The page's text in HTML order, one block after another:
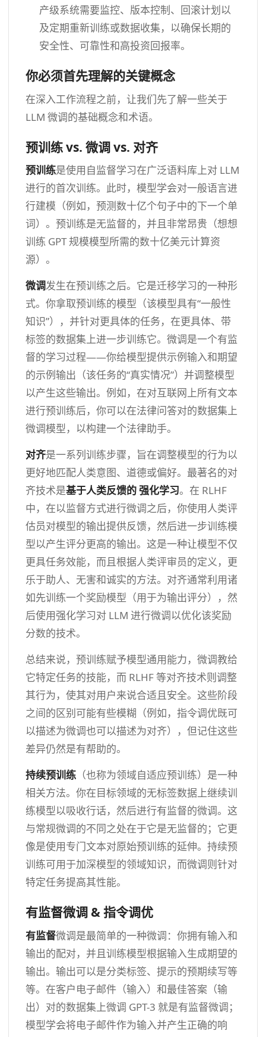
产级系统需要监控、版本控制、回滚计划以
及定期重新训练或数据收集，以确保长期的
安全性、可靠性和高投资回报率。
你必须首先理解的关键概念
在深入工作流程之前，让我们先了解一些关于
LLM 微调的基础概念和术语。
预训练 vs. 微调 vs. 对齐
预训练是使用自监督学习在广泛语料库上对 LLM
进行的首次训练。此时，模型学会对一般语言进
行建模（例如，预测数十亿个句子中的下一个单
词）。预训练是无监督的，并且非常昂贵（想想
训练 GPT 规模模型所需的数十亿美元计算资
源）。
微调发生在预训练之后。它是迁移学习的一种形
式。你拿取预训练的模型（该模型具有“一般性
知识”），并针对更具体的任务，在更具体、带
标签的数据集上进一步训练它。微调是一个有监
督的学习过程——你给模型提供示例输入和期望
的示例输出（该任务的“真实情况”）并调整模型
以产生这些输出。例如，在对互联网上所有文本
进行预训练后，你可以在法律问答对的数据集上
微调模型，以构建一个法律助手。
对齐是一系列训练步骤，旨在调整模型的行为以
更好地匹配人类意图、道德或偏好。最著名的对
齐技术是基于人类反馈的强化学习。在 RLHF
中，在以监督方式进行微调之后，你使用人类评
估员对模型的输出提供反馈，然后进一步训练模
型以产生评分更高的输出。这是一种让模型不仅
更具任务效能，而且根据人类评审员的定义，更
乐于助人、无害和诚实的方法。对齐通常利用诸
如先训练一个奖励模型（用于为输出评分），然
后使用强化学习对 LLM 进行微调以优化该奖励
分数的技术。
总结来说，预训练赋予模型通用能力，微调教给
它特定任务的技能，而 RLHF 等对齐技术则调整
其行为，使其对用户来说合适且安全。这些阶段
之间的区别可能有些模糊（例如，指令调优既可
以描述为微调也可以描述为对齐），但记住这些
差异仍然是有帮助的。
持续预训练 （也称为领域自适应预训练）是一种
相关方法。你在目标领域的无标签数据上继续训
练模型以吸收行话，然后进行有监督的微调。这
与常规微调的不同之处在于它是无监督的；它更
像是使用专门文本对原始预训练的延伸。持续预
训练可用于加深模型的领域知识，而微调则针对
特定任务提高其性能。
有监督微调 & 指令调优
有监督微调是最简单的一种微调：你拥有输入和
输出的配对，并且训练模型根据输入生成期望的
输出。输出可以是分类标签、提示的预期续写等
等。在客户电子邮件（输入）和最佳答案（输
出）对的数据集上微调 GPT-3 就是有监督微调；
模型学会将电子邮件作为输入并产生正确的响